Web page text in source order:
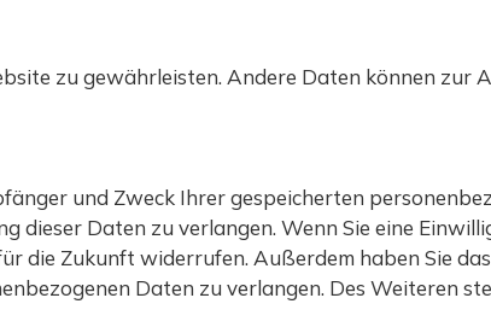
zu gewährleisten. Andere Daten können zur
und Zweck Ihrer gespeicherten
dieser Daten zu verlangen. Wenn Sie eine
die Zukunft widerrufen. Außerdem haben Sie
Daten zu verlangen. Des Weiteren